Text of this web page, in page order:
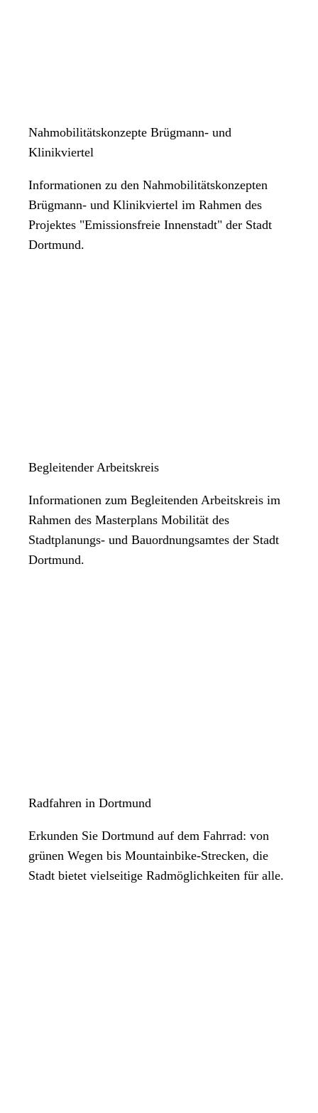
Nahmobilitätskonzepte Brügmann- und
Klinikviertel
Informationen zu den Nahmobilitätskonzepten
Brügmann- und Klinikviertel im Rahmen des
Projektes "Emissionsfreie Innenstadt" der Stadt
Dortmund.
Begleitender Arbeitskreis
Informationen zum Begleitenden Arbeitskreis im
Rahmen des Masterplans Mobilität des
Stadtplanungs- und Bauordnungsamtes der Stadt
Dortmund.
Radfahren in Dortmund
Erkunden Sie Dortmund auf dem Fahrrad: von
grünen Wegen bis Mountainbike-Strecken, die
Stadt bietet vielseitige Radmöglichkeiten für alle.